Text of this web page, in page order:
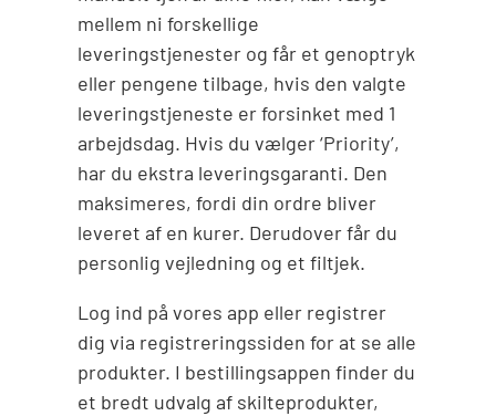
mellem ni forskellige
leveringstjenester og får et genoptryk
eller pengene tilbage, hvis den valgte
leveringstjeneste er forsinket med 1
arbejdsdag. Hvis du vælger ‘Priority’,
har du ekstra leveringsgaranti. Den
maksimeres, fordi din ordre bliver
leveret af en kurer. Derudover får du
personlig vejledning og et filtjek.
Log ind på vores app eller registrer
dig via registreringssiden for at se alle
produkter. I bestillingsappen finder du
et bredt udvalg af skilteprodukter,